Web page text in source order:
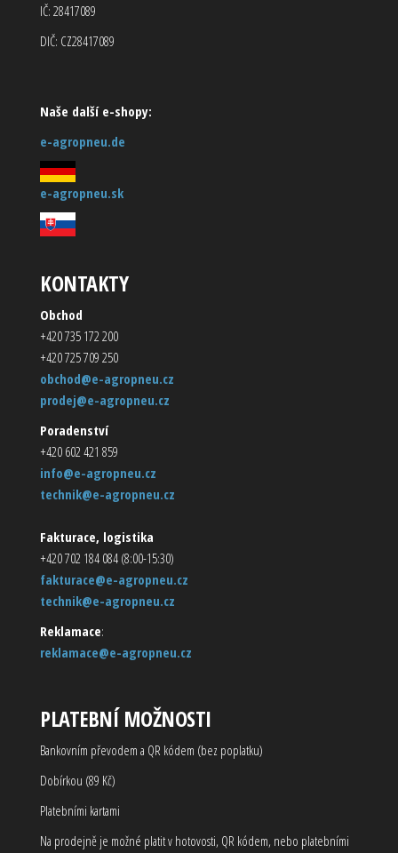
IČ: 28417089
DIČ: CZ28417089
Naše další e-shopy:
e-agropneu.de
e-agropneu.sk
KONTAKTY
Obchod
+420 735 172 200
+420 725 709 250
obchod@e-agropneu.cz
prodej@e-agropneu.cz
Poradenství
+420 602 421 859
info@e-agropneu.cz
technik@e-agropneu.cz
Fakturace, logistika
+420 702 184 084 (8:00-15:30)
fakturace@e-agropneu.cz
technik@e-agropneu.cz
Reklamace:
reklamace@e-agropneu.cz
PLATEBNÍ MOŽNOSTI
Bankovním převodem a QR kódem (bez poplatku)
Dobírkou (89 Kč)
Platebními kartami
Na prodejně je možné platit v hotovosti, QR kódem, nebo platebními